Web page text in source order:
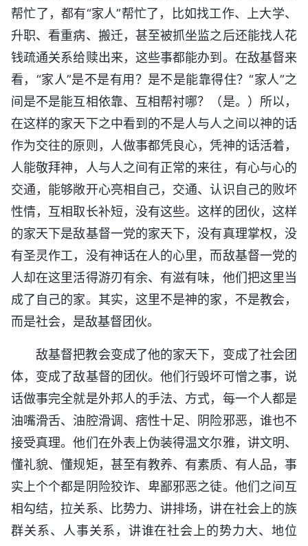
帮忙了，都有“家人”帮忙了，比如找工作、上大学、
升职、看重病、搬迁，甚至被抓坐监之后还能找人花
钱疏通关系给赎出来，这些事都能办到。在敌基督来
看，“家人”是不是有用？是不是能靠得住？“家人”之
间是不是能互相依靠、互相帮衬哪？（是。）所以，
在这样的家天下之中看到的不是人与人之间以神的话
作为交往的原则，人做事都凭良心，凭神的话活着，
人能敬拜神，人与人之间有正常的来往，有心与心的
交通，能够敞开心亮相自己，交通、认识自己的败坏
性情，互相取长补短，没有这些。这样的团伙，这样
的家天下是敌基督一党的家天下，没有真理掌权，没
有圣灵作工，没有神话在人的心里，而敌基督一党的
人却在这里活得游刃有余、有滋有味，他们把这里当
成了自己的家。其实，这里不是神的家，不是教会，
而是社会，是敌基督团伙。
敌基督把教会变成了他的家天下，变成了社会团
体，变成了敌基督的团伙。他们行毁坏可憎之事，说
话做事完全就是外邦人的手法、方式，每一个人都是
油嘴滑舌、油腔滑调、痞性十足、阴险邪恶，谁也不
接受真理。他们在外表上伪装得温文尔雅，讲文明、
懂礼貌、懂规矩，甚至有教养、有素质、有人品，事
实上个个都是阴险狡诈、卑鄙邪恶之徒。他们之间互
相勾结，拉关系、比势力、讲排场，讲在社会上的族
群关系、人事关系，讲谁在社会上的势力大、地位